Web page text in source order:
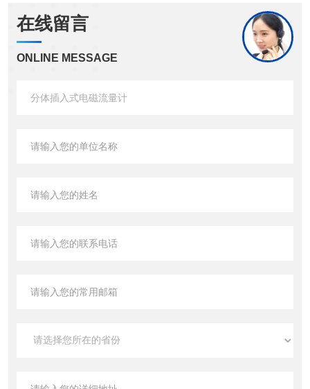
在线留言
ONLINE MESSAGE